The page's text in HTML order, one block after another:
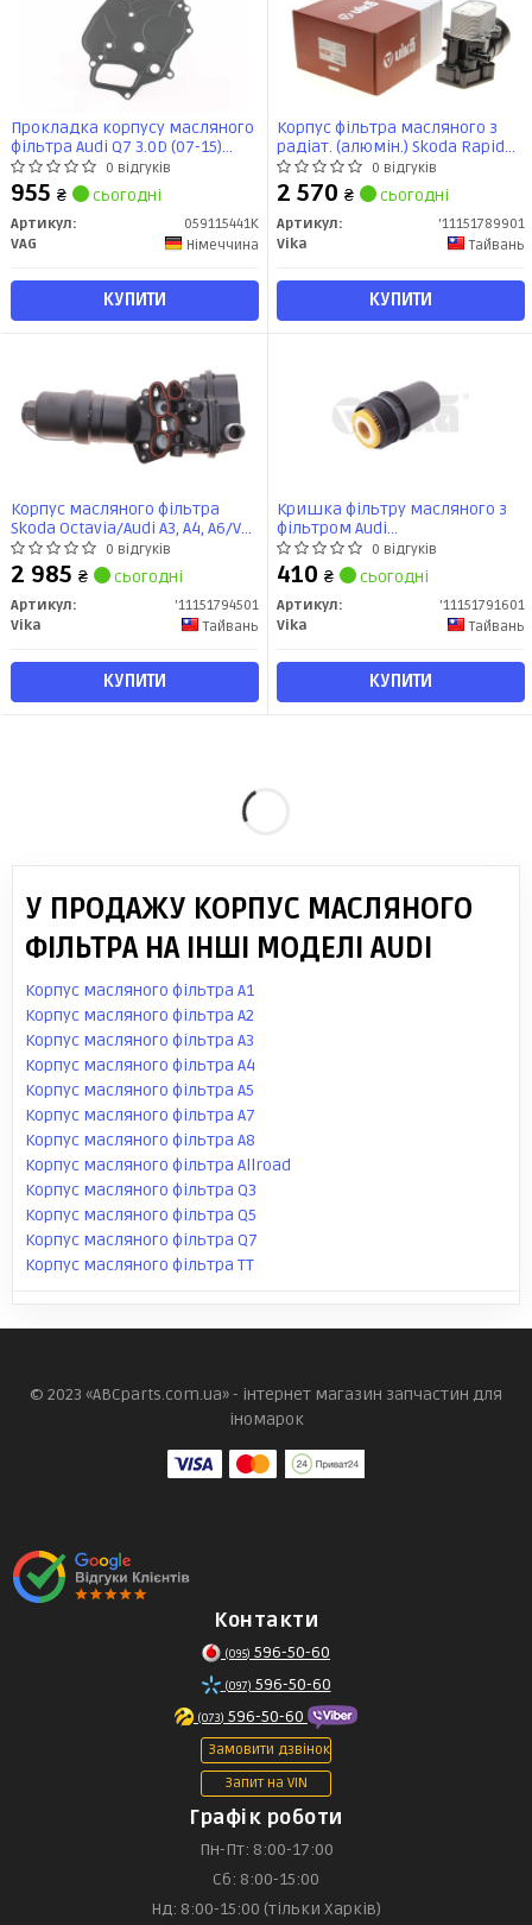
Прокладка корпусу масляного
фільтра Audi Q7 3.0D (07-15)
(059115441K) VAG0 відгуків
955 ₴ сьогодні
Артикул:
059115441K
VAG
Німеччина
КУПИТИ
Корпус фільтра масляного з
радіат. (алюмін.) Skoda Rapid
1.6D/VW Caddy,Jetta,T5, Crafter
2.0D/Audi Q3 2.0D (11-)
(посилений) (11151789901) VIKA
0 відгуків
2 570 ₴ сьогодні
Артикул:
'11151789901
Vika
Тайвань
КУПИТИ
Корпус масляного фільтра
Skoda Octavia/Audi A3, A4, A6/VW
Passat B6, Golf VI, Polo (02-)
(11151794501) VIKA
0 відгуків
2 985 ₴ сьогодні
Артикул:
'11151794501
Vika
Тайвань
КУПИТИ
Кришка фільтру масляного з
фільтром Audi
A1,A3,A4,A5,A6,A7/VW Passat B8,
Golf VII, Tiguan, Polo/Skoda
Octavia, Superb (12-)
(11151791601) VIKA
0 відгуків
410 ₴ сьогодні
Артикул:
'11151791601
Vika
Тайвань
КУПИТИ
У ПРОДАЖУ КОРПУС МАСЛЯНОГО
ФІЛЬТРА НА ІНШІ МОДЕЛІ AUDI
Корпус масляного фільтра A1
Корпус масляного фільтра A2
Корпус масляного фільтра A3
Корпус масляного фільтра A4
Корпус масляного фільтра A5
Корпус масляного фільтра A7
Корпус масляного фільтра A8
Корпус масляного фільтра Allroad
Корпус масляного фільтра Q3
Корпус масляного фільтра Q5
Корпус масляного фільтра Q7
Корпус масляного фільтра TT
© 2023 «ABCparts.com.ua» - інтернет магазин запчастин для
іномарок
Контакти
(095) 596-50-60
(097) 596-50-60
(073) 596-50-60
Замовити дзвінок
Запит на VIN
Графік роботи
Пн-Пт: 8:00-17:00
Сб: 8:00-15:00
Нд: 8:00-15:00 (тільки Харків)